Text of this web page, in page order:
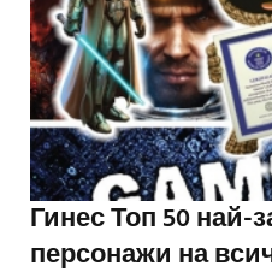
Гинес Топ 50
персонажи на